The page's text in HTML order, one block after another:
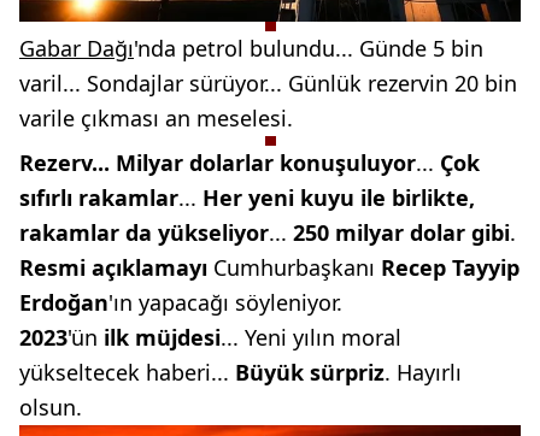
Gabar Dağı'nda petrol bulundu... Günde 5 bin
varil... Sondajlar sürüyor... Günlük rezervin 20 bin
varile çıkması an meselesi.
Rezerv... Milyar dolarlar konuşuluyor... Çok
sıfırlı rakamlar... Her yeni kuyu ile birlikte,
rakamlar da yükseliyor... 250 milyar dolar gibi.
Resmi açıklamayı Cumhurbaşkanı Recep Tayyip
Erdoğan'ın yapacağı söyleniyor.
2023'ün ilk müjdesi... Yeni yılın moral
yükseltecek haberi... Büyük sürpriz. Hayırlı
olsun.